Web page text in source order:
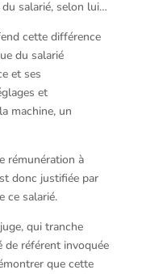
salarié, selon lui…
cette différence
du salarié
et ses
et
machine, un
rémunération à
donc justifiée par
ce salarié.
qui tranche
de référent invoquée
que cette